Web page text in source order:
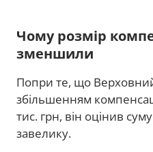
Чому розмір
зменшили
Попри те, що
збільшенням
тис. грн, він оцінив
завелику.